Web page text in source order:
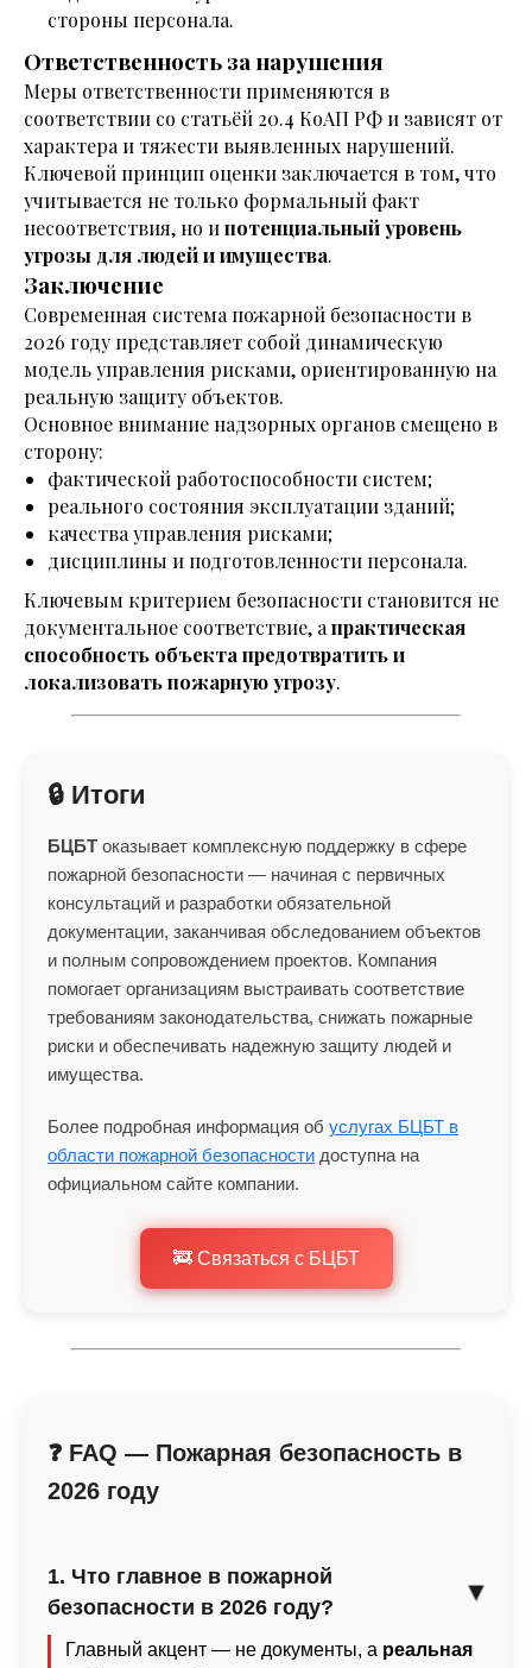
стороны персонала.
Ответственность за нарушения
Меры ответственности применяются в
соответствии со статьёй 20.4 КоАП РФ и зависят от
характера и тяжести выявленных нарушений.
Ключевой принцип оценки заключается в том, что
учитывается не только формальный факт
несоответствия, но ипотенциальный уровень
угрозы для людей и имущества.
Заключение
Современная система пожарной безопасности в
2026 году представляет собой динамическую
модель управления рисками, ориентированную на
реальную защиту объектов.
Основное внимание надзорных органов смещено в
сторону:
фактической работоспособности систем;
реального состояния эксплуатации зданий;
качества управления рисками;
дисциплины и подготовленности персонала.
Ключевым критерием безопасности становится не
документальное соответствие, а практическая
способность объекта предотвратить и
локализовать пожарную угрозу.
🔒 Итоги
БЦБТ оказывает комплексную поддержку в сфере
пожарной безопасности — начиная с первичных
консультаций и разработки обязательной
документации, заканчивая обследованием объектов
и полным сопровождением проектов. Компания
помогает организациям выстраивать соответствие
требованиям законодательства, снижать пожарные
риски и обеспечивать надежную защиту людей и
имущества.
Более подробная информация об услугах БЦБТ в
области пожарной безопасности доступна на
официальном сайте компании.
🚒 Связаться с БЦБТ
❓ FAQ — Пожарная безопасность в
2026 году
1. Что главное в пожарной
безопасности в 2026 году?
Главный акцент — не документы, а реальная